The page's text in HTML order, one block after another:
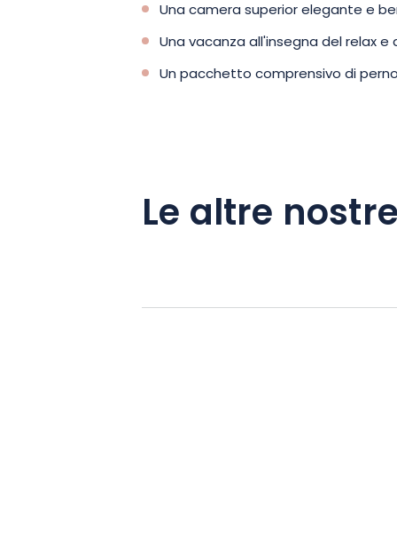
Una camera superior elegante e
Una vacanza all'insegna del relax e
Un pacchetto comprensivo di
Le altre